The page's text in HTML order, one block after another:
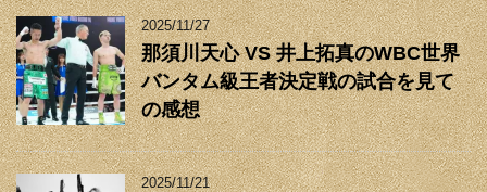
2025/11/27
那須川天心 VS 井上拓真のWBC世界
バンタム級王者決定戦の試合を見て
の感想
2025/11/21